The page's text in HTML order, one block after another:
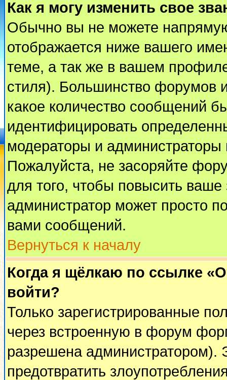
Как я могу изменить свое
Обычно вы не можете
отображается ниже вашего
теме, а так же в вашем
стиля). Большинство форумов
какое количество сообщений
идентифицировать
модераторы и администраторы
Пожалуйста, не засоряйте
для того, чтобы повысить
администратор может просто
вами сообщений.
Вернуться к началу
Когда я щёлкаю по ссылке
войти?
Только зарегистрированные
через встроенную в форум
разрешена администратором).
предотвратить